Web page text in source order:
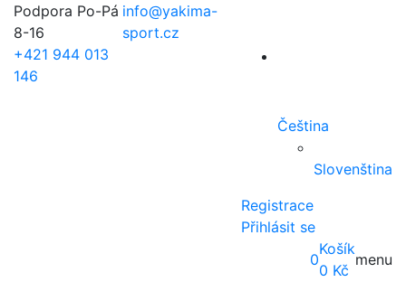
Podpora Po-Pá
8-16
+421 944 013
146
info@yakima-
sport.cz
Čeština
Slovenština
Registrace
Přihlásit se
0
Košík
0 Kč
menu